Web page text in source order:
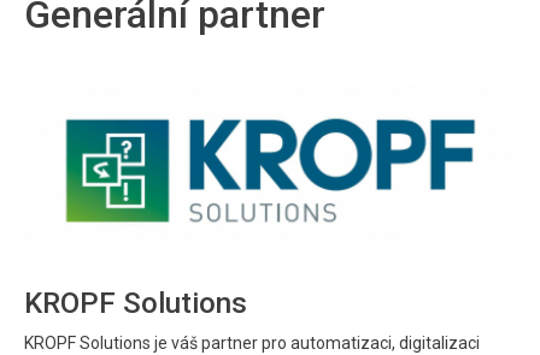
Generální partner
KROPF Solutions
KROPF Solutions je váš partner pro automatizaci, digitalizaci